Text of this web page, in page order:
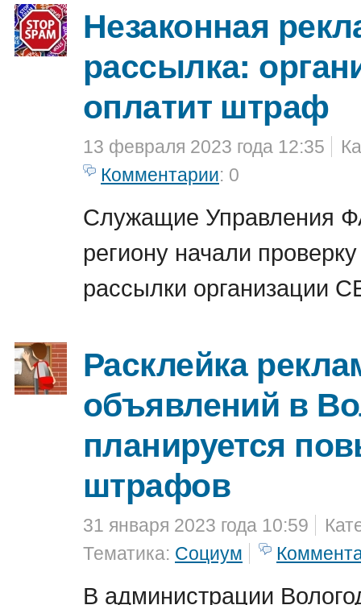
Незаконная
рассылка:
оплатит штраф
13 февраля 2023 года 12:35
Комментарии: 0
Служащие Управления
региону начали
рассылки организации
Расклейка
объявлений в
планируется
штрафов
31 января 2023 года 10:59
Тематика: Социум
В администрации